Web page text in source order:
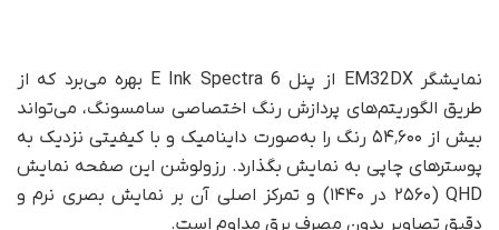
نمایشگر EM32DX از پنل E Ink Spectra 6 بهره می‌برد که از
طریق الگوریتم‌های پردازش رنگ اختصاصی سامسونگ، می‌تواند
بیش از ۵۴٬۶۰۰ رنگ را به‌صورت داینامیک و با کیفیتی نزدیک به
پوسترهای چاپی به نمایش بگذارد. رزولوشن این صفحه نمایش
QHD (۲۵۶۰ در ۱۴۴۰) و تمرکز اصلی آن بر نمایش بصری نرم و
دقیق تصاویر بدون مصرف برق مداوم است.